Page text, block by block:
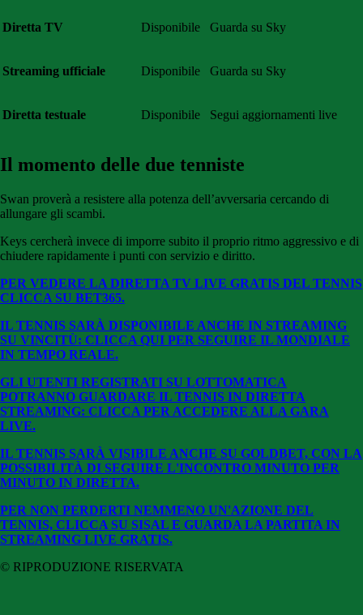
Diretta TV Disponibile Guarda su Sky
Streaming ufficiale Disponibile Guarda su Sky
Diretta testuale Disponibile Segui aggiornamenti live
Il momento delle due tenniste
Swan proverà a resistere alla potenza dell’avversaria cercando di
allungare gli scambi.
Keys cercherà invece di imporre subito il proprio ritmo aggressivo e di
chiudere rapidamente i punti con servizio e diritto.
PER VEDERE LA DIRETTA TV LIVE GRATIS DEL TENNIS
CLICCA SU BET365.
IL TENNIS SARÀ DISPONIBILE ANCHE IN STREAMING
SU VINCITÙ: CLICCA QUI PER SEGUIRE IL MONDIALE
IN TEMPO REALE.
GLI UTENTI REGISTRATI SU LOTTOMATICA
POTRANNO GUARDARE IL TENNIS IN DIRETTA
STREAMING: CLICCA PER ACCEDERE ALLA GARA
LIVE.
IL TENNIS SARÀ VISIBILE ANCHE SU GOLDBET, CON LA
POSSIBILITÀ DI SEGUIRE L'INCONTRO MINUTO PER
MINUTO IN DIRETTA.
PER NON PERDERTI NEMMENO UN'AZIONE DEL
TENNIS, CLICCA SU SISAL E GUARDA LA PARTITA IN
STREAMING LIVE GRATIS.
© RIPRODUZIONE RISERVATA